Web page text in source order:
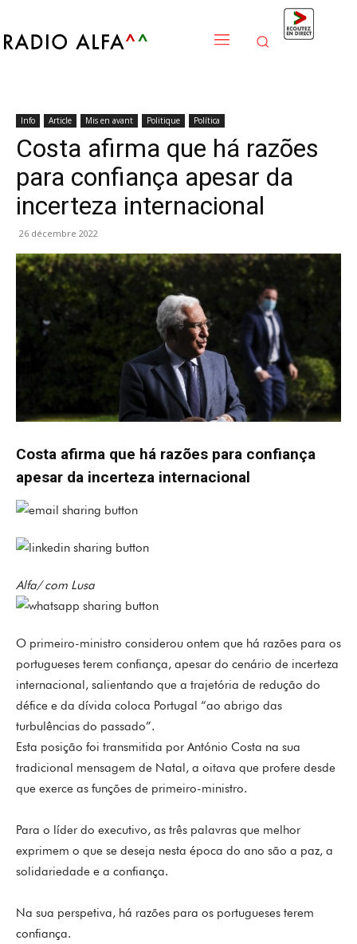
Info Article Mis en avant Politique Política
Costa afirma que há razões
para confiança apesar da
incerteza internacional
26 décembre 2022
Costa afirma que há razões para confiança
apesar da incerteza internacional
Alfa/ com Lusa
O primeiro-ministro considerou ontem que há razões para os
portugueses terem confiança, apesar do cenário de incerteza
internacional, salientando que a trajetória de redução do
défice e da dívida coloca Portugal “ao abrigo das
turbulências do passado”.
Esta posição foi transmitida por António Costa na sua
tradicional mensagem de Natal, a oitava que profere desde
que exerce as funções de primeiro-ministro.
Para o líder do executivo, as três palavras que melhor
exprimem o que se deseja nesta época do ano são a paz, a
solidariedade e a confiança.
Na sua perspetiva, há razões para os portugueses terem
confiança.